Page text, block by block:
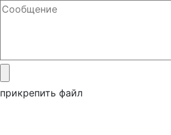
прикрепить файл